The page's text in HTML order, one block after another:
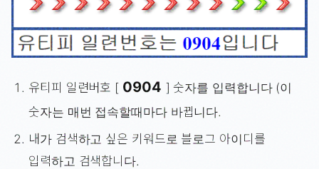
유티피 일련버호 [ 0904 ] 숫자를 입력합니다 (이
숫자는 매번 접속할때마다 바뀝니다.
내가 검색하고 싶은 키워드로 블로그 아이디를
입력하고 검색합니다.